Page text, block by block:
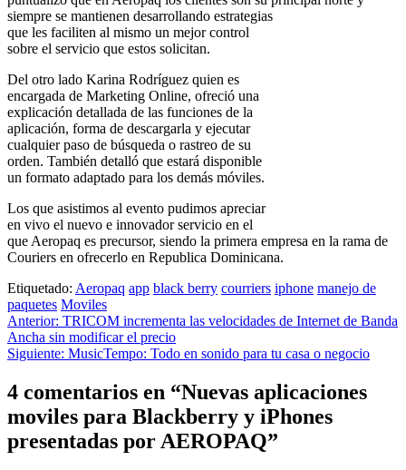
siempre se mantienen desarrollando estrategias
que les faciliten al mismo un mejor control
sobre el servicio que estos solicitan.
Del otro lado Karina Rodríguez quien es
encargada de Marketing Online, ofreció una
explicación detallada de las funciones de la
aplicación, forma de descargarla y ejecutar
cualquier paso de búsqueda o rastreo de su
orden. También detalló que estará disponible
un formato adaptado para los demás móviles.
Los que asistimos al evento pudimos apreciar
en vivo el nuevo e innovador servicio en el
que Aeropaq es precursor, siendo la primera empresa en la rama de
Couriers en ofrecerlo en Republica Dominicana.
Etiquetado: Aeropaq app black berry courriers iphone manejo de
paquetes Moviles
Navegación
de
Anterior: TRICOM incrementa las velocidades de Internet de Banda
Ancha sin modificar el precio
Siguiente: MusicTempo: Todo en sonido para tu casa o negocio
4 comentarios en “Nuevas aplicaciones
moviles para Blackberry y iPhones
presentadas por AEROPAQ”